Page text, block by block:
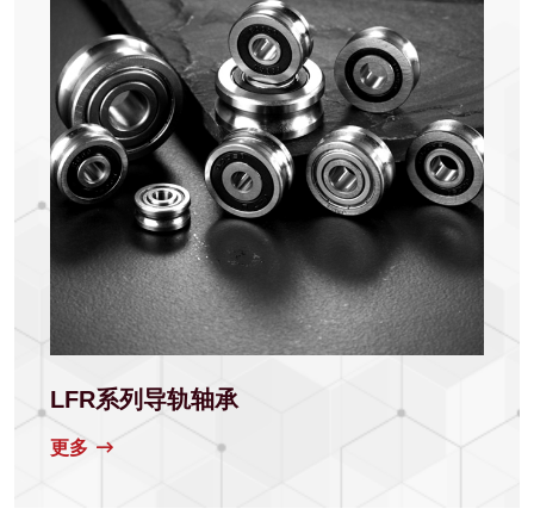
LFR系列导轨轴承
更多